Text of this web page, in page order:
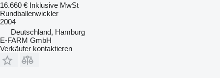
16.660 € Inklusive MwSt
Rundballenwickler
2004
Deutschland, Hamburg
E-FARM GmbH
Verkäufer kontaktieren